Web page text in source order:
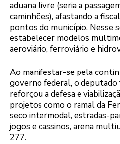
aduana livre (seria a
caminhões), afastando a
pontos do município. Nesse
estabelecer modelos
aeroviário, ferroviário e
Ao manifestar-se pela
governo federal, o
reforçou a defesa e
projetos como o ramal da
seco intermodal, estradas-
jogos e cassinos, arena
277.